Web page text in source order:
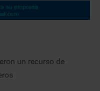
un recurso de